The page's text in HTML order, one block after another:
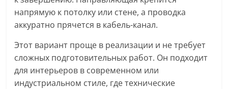
напрямую к потолку или стене, а проводка
аккуратно прячется в кабель-канал.
Этот вариант проще в реализации и не требует
сложных подготовительных работ. Он подходит
для интерьеров в современном или
индустриальном стиле, где технические